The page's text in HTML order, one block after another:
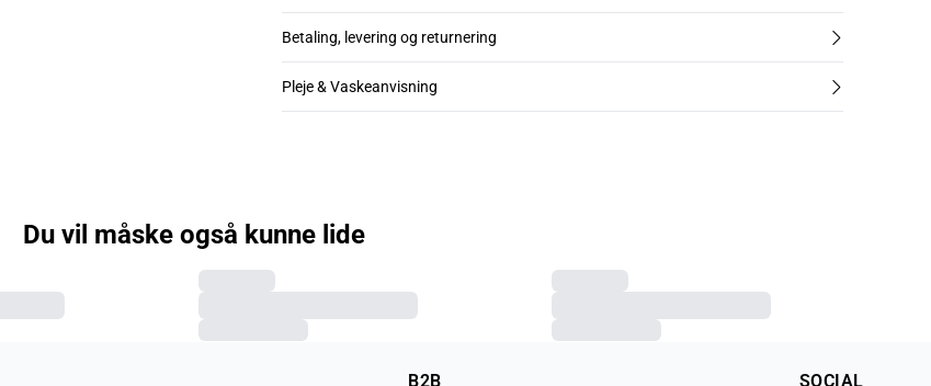
Betaling, levering og returnering
Pleje & Vaskeanvisning
Du vil måske også kunne lide
B2B SOCIAL